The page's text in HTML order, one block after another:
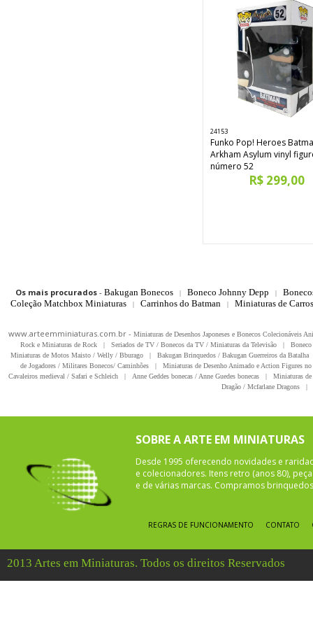
24153
Funko Pop! Heroes
Arkham Asylum vinyl
número 52
R$ 299,00
Os mais procurados- Bakugan Bonecos | Boneco Johnny Depp |
Coleção Matchbox Miniaturas
| Carrinhos do Batman | Miniaturas de
www.arteemminiaturas.com.br - Miniaturas de Desenhos Japoneses e Bonecos Colecionáveis
Rock e Miniaturas de Rock
| Seriados de TV / Bonecos da TV / Miniaturas da Televisão |
Miniaturas de Motos Maisto / Welly / Bburago
| Bakugan Brinquedos / Bakugan Guerreiros da Batalha
de Jogadores / Militares Bonecos/ Caminhões
|
Miniaturas de Desenho Animado e Action Figures
Cavaleiros medieval / Safari e Schleich
| Anne Geddes bonecas / Anne Guedes bonecas |
Miniaturas
Dragão / Mcfarlane Dragons
|
SOBRE A ARTE EM MINIATURAS
Desde 1995 oferecendo novidades e
e colecionadores. Itens retro (anos 80),
e de várias marcas. Compramos
REGRAS DE FUNCIONAMENTO CONTATO
2013 Artes em Miniaturas. Todos os direitos Reservados